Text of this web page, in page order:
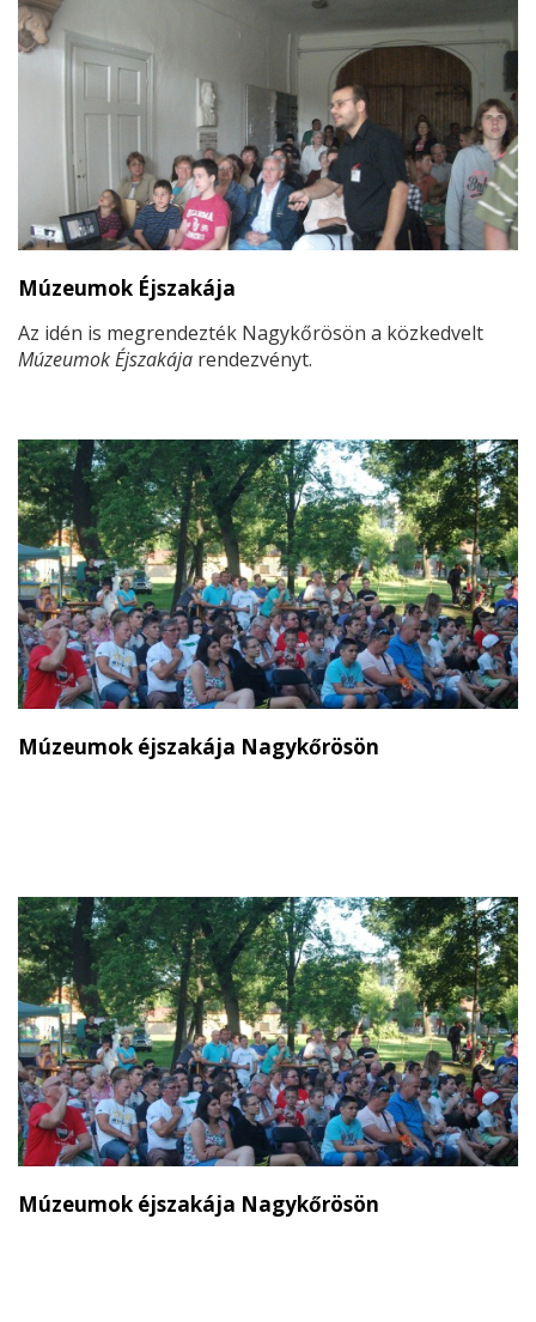
Múzeumok Éjszakája
Az idén is megrendezték Nagykőrösön a közkedvelt
Múzeumok Éjszakája rendezvényt.
Múzeumok éjszakája Nagykőrösön
Múzeumok éjszakája Nagykőrösön